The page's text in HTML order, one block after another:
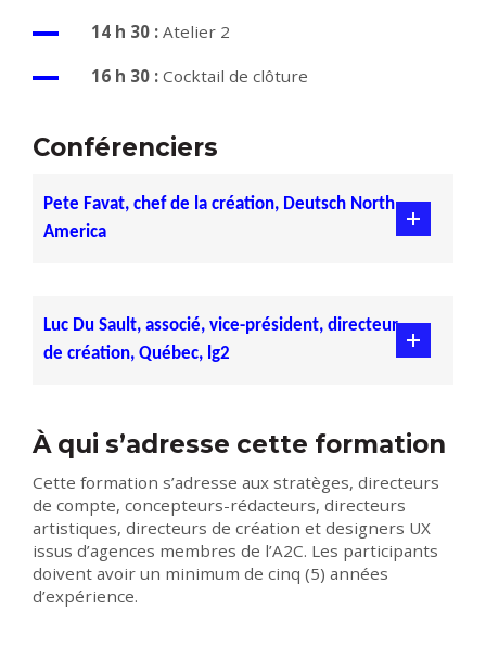
14 h 30 : Atelier 2
16 h 30 : Cocktail de clôture
Conférenciers
Pete Favat, chef de la création, Deutsch North
America
Luc Du Sault, associé, vice-président, directeur
de création, Québec, lg2
À qui s’adresse cette formation
Cette formation s’adresse aux stratèges, directeurs
de compte, concepteurs-rédacteurs, directeurs
artistiques, directeurs de création et designers UX
issus d’agences membres de l’A2C. Les participants
doivent avoir un minimum de cinq (5) années
d’expérience.